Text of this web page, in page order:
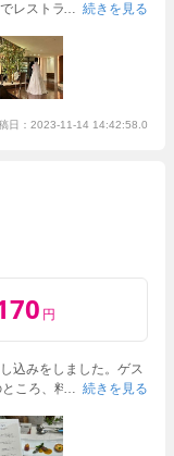
レストランウエディン
かったという理由で式
が多かった為にロビー
があり、雰囲気がとて
良く、スイーツブッフ
続きを見る
日：2023-11-14 14:42:58.0
円
込みをしました。ゲス
ころ、料理のおいしさ
ったり、どんな方法が
でいったように思いま
続きを見る